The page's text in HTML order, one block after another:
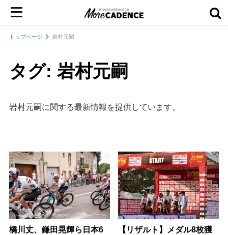
トップページ 岩村元嗣
タグ: 岩村元嗣
岩村元嗣に関する最新情報を提供しています。
橋川丈、鎌田晃輝ら日本6
【リザルト】メダル8枚獲